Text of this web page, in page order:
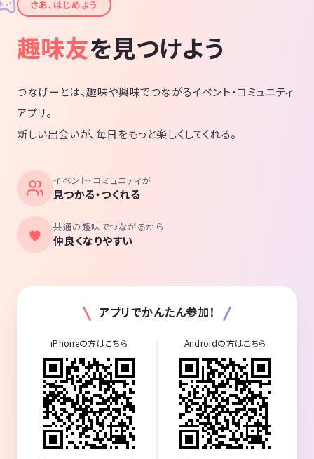
さあ、はじめよう
趣味友を見つけよう
つなげーとは、趣味や興味でつながるイベント・コミュニティ
アプリ。
新しい出会いが、毎日をもっと楽しくしてくれる。
イベント・コミュニティが
見つかる・つくれる
共通の趣味でつながるから
仲良くなりやすい
アプリでかんたん参加！
iPhoneの方はこちら Androidの方はこちら